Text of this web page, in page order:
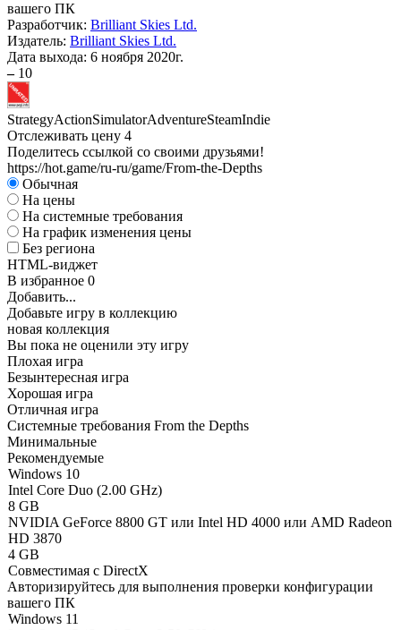
вашего ПК
Разработчик: Brilliant Skies Ltd.
Издатель: Brilliant Skies Ltd.
Дата выхода: 6 ноября 2020г.
– 10
StrategyActionSimulatorAdventureSteamIndie
Отслеживать цену 4
Поделитесь ссылкой со своими друзьями!
https://hot.game/ru-ru/game/From-the-Depths
Обычная
На цены
На системные требования
На график изменения цены
Без региона
HTML-виджет
В избранное 0
Добавить...
Добавьте игру в коллекцию
новая коллекция
Вы пока не оценили эту игру
Плохая игра
Безынтересная игра
Хорошая игра
Отличная игра
Системные требования From the Depths
Минимальные
Рекомендуемые
Windows 10
Intel Core Duo (2.00 GHz)
8 GB
NVIDIA GeForce 8800 GT или Intel HD 4000 или AMD Radeon
HD 3870
4 GB
Совместимая с DirectX
Авторизируйтесь для выполнения проверки конфигурации
вашего ПК
Windows 11